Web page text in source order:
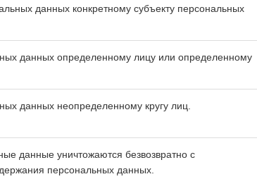
данных конкретному субъекту персональных
данных определенному лицу или определенному
данных неопределенному кругу лиц.
данные уничтожаются безвозвратно с
персональных данных.